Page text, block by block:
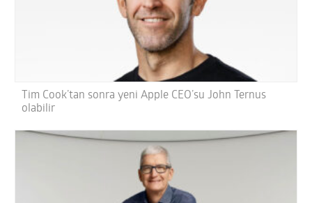
Tim Cook’tan sonra yeni Apple CEO’su John Ternus
olabilir